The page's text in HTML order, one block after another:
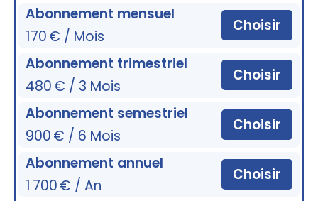
Abonnement mensuel
170 € / Mois
Choisir
Abonnement trimestriel
480 € / 3 Mois
Choisir
Abonnement semestriel
900 € / 6 Mois
Choisir
Abonnement annuel
1 700 € / An
Choisir